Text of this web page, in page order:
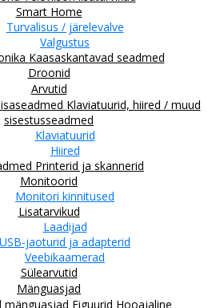
Smart Home
Turvalisus / järelevalve
Valgustus
Kaasaskantavad seadmed
Droonid
Arvutid
Klaviatuurid, hiired / muud
sisestusseadmed
Klaviatuurid
Hiired
Printerid ja skannerid
Monitoorid
Monitori kinnitused
Lisatarvikud
Laadijad
USB-jaoturid ja adapterid
Veebikaamerad
Sülearvutid
Mänguasjad
mänguasjad Figuurid Hooajaline